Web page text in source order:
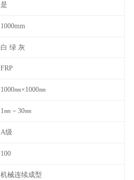
是
1000mm
白 绿 灰
FRP
1000㎜×1000㎜
1㎜－30㎜
A级
100
机械连续成型